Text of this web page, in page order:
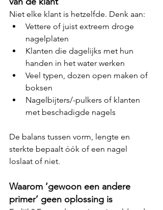
Niet elke klant is hetzelfde. Denk aan:
Vettere of juist extreem droge
nagelplaten
Klanten die dagelijks met hun
handen in het water werken
Veel typen, dozen open maken of
boksen
Nagelbijters/-pulkers of klanten
met beschadigde nagels
De balans tussen vorm, lengte en
sterkte bepaalt óók of een nagel
loslaat of niet.
Waarom ‘gewoon een andere
primer’ geen oplossing is